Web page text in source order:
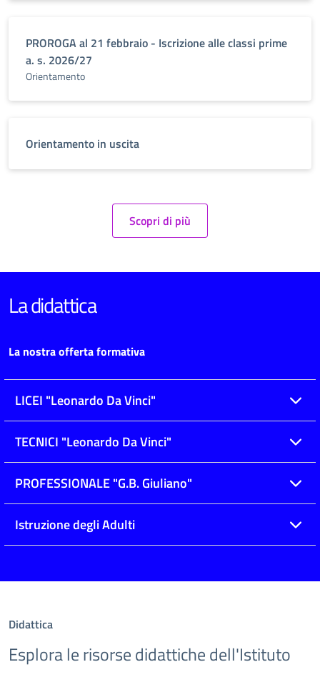
PROROGA al 21 febbraio - Iscrizione alle classi prime
a. s. 2026/27
Orientamento
Orientamento in uscita
Scopri di più
La didattica
La nostra offerta formativa
LICEI "Leonardo Da Vinci"
TECNICI "Leonardo Da Vinci"
PROFESSIONALE "G.B. Giuliano"
Istruzione degli Adulti
Didattica
Esplora le risorse didattiche dell'Istituto